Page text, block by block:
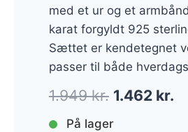
med et ur og et
karat forgyldt 925
Sættet er kendetegnet
passer til både
1.949kr. Den
oprindelige
1.462 kr.
På lager